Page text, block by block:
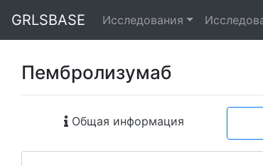
GRLSBASE Исследования
Пембролизумаб
Общая информация